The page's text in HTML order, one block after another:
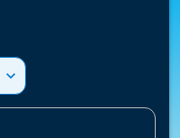
expand_more